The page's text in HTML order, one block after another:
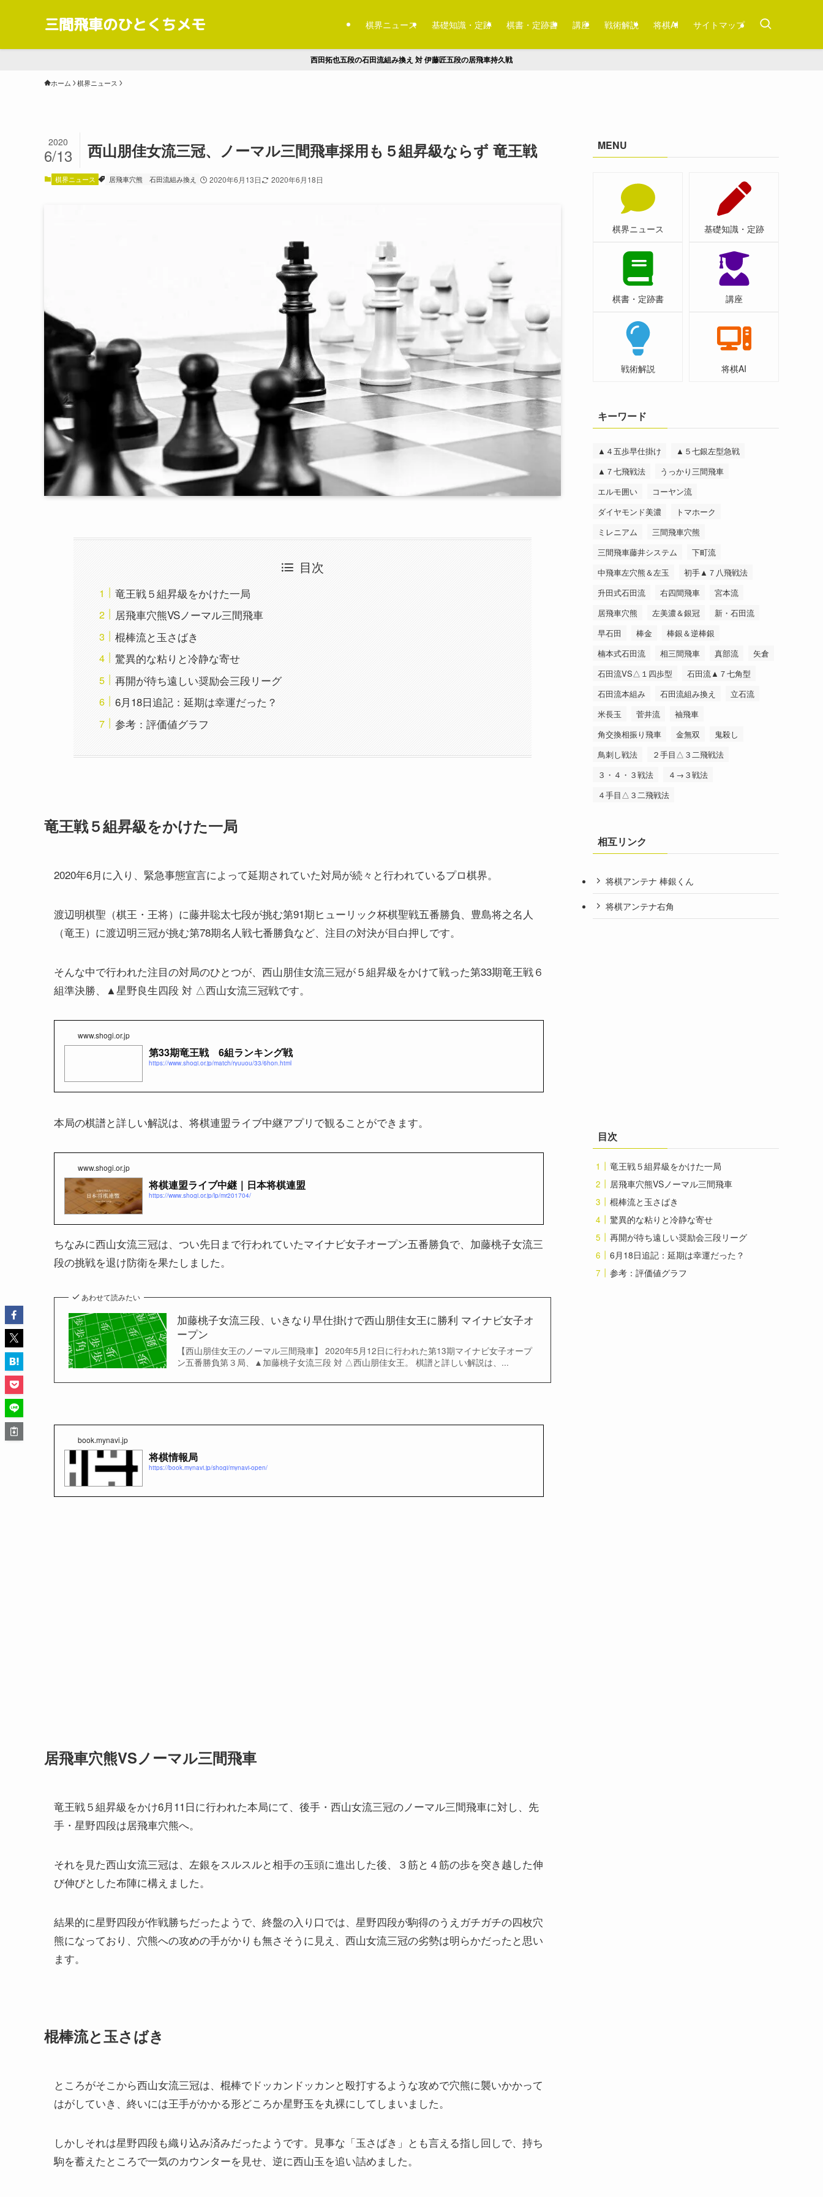
三間飛車のひとくちメモ 棋界ニュース 基礎知識・定跡 棋書・定跡書 講座 戦術解説 将棋AI サイトマップ
西田拓也五段の石田流組み換え 対 伊藤匠五段の居飛車持久戦
ホーム 棋界ニュース
西山朋佳女流三冠、ノーマル三間飛車採用も５組昇級ならず 竜王戦
2020
6/13
棋界ニュース 居飛車穴熊 石田流組み換え 2020年6月13日 2020年6月18日
目次
竜王戦５組昇級をかけた一局
居飛車穴熊VSノーマル三間飛車
棍棒流と玉さばき
驚異的な粘りと冷静な寄せ
再開が待ち遠しい奨励会三段リーグ
6月18日追記：延期は幸運だった？
参考：評価値グラフ
竜王戦５組昇級をかけた一局
2020年6月に入り、緊急事態宣言によって延期されていた対局が続々と行われているプロ棋界。
渡辺明棋聖（棋王・王将）に藤井聡太七段が挑む第91期ヒューリック杯棋聖戦五番勝負、豊島将之名人
（竜王）に渡辺明三冠が挑む第78期名人戦七番勝負など、注目の対決が目白押しです。
そんな中で行われた注目の対局のひとつが、西山朋佳女流三冠が５組昇級をかけて戦った第33期竜王戦６
組準決勝、▲星野良生四段 対 △西山女流三冠戦です。
www.shogi.or.jp
第33期竜王戦 6組ランキング戦
https://www.shogi.or.jp/match/ryuuou/33/6hon.html
本局の棋譜と詳しい解説は、将棋連盟ライブ中継アプリで観ることができます。
www.shogi.or.jp
将棋連盟ライブ中継｜日本将棋連盟
https://www.shogi.or.jp/lp/mr201704/
ちなみに西山女流三冠は、つい先日まで行われていたマイナビ女子オープン五番勝負で、加藤桃子女流三
段の挑戦を退け防衛を果たしました。
あわせて読みたい
加藤桃子女流三段、いきなり早仕掛けで西山朋佳女王に勝利 マイナビ女子オ
ープン
【西山朋佳女王のノーマル三間飛車】 2020年5月12日に行われた第13期マイナビ女子オープ
ン五番勝負第３局、▲加藤桃子女流三段 対 △西山朋佳女王。 棋譜と詳しい解説は、...
book.mynavi.jp
将棋情報局
https://book.mynavi.jp/shogi/mynavi-open/
居飛車穴熊VSノーマル三間飛車
竜王戦５組昇級をかけ6月11日に行われた本局にて、後手・西山女流三冠のノーマル三間飛車に対し、先
手・星野四段は居飛車穴熊へ。
それを見た西山女流三冠は、左銀をスルスルと相手の玉頭に進出した後、３筋と４筋の歩を突き越した伸
び伸びとした布陣に構えました。
結果的に星野四段が作戦勝ちだったようで、終盤の入り口では、星野四段が駒得のうえガチガチの四枚穴
熊になっており、穴熊への攻めの手がかりも無さそうに見え、西山女流三冠の劣勢は明らかだったと思い
ます。
棍棒流と玉さばき
ところがそこから西山女流三冠は、棍棒でドッカンドッカンと殴打するような攻めで穴熊に襲いかかって
はがしていき、終いには王手がかかる形どころか星野玉を丸裸にしてしまいました。
しかしそれは星野四段も織り込み済みだったようです。見事な「玉さばき」とも言える指し回しで、持ち
駒を蓄えたところで一気のカウンターを見せ、逆に西山玉を追い詰めました。
MENU
棋界ニュース 基礎知識・定跡
棋書・定跡書 講座
戦術解説 将棋AI
キーワード
▲４五歩早仕掛け
▲５七銀左型急戦
▲７七飛戦法
うっかり三間飛車
エルモ囲い
コーヤン流
ダイヤモンド美濃
トマホーク
ミレニアム
三間飛車穴熊
三間飛車藤井システム
下町流
中飛車左穴熊＆左玉
初手▲７八飛戦法
升田式石田流
右四間飛車
宮本流
居飛車穴熊
左美濃＆銀冠
新・石田流
早石田
棒金
棒銀＆逆棒銀
楠本式石田流
相三間飛車 真部流
矢倉
石田流VS△１四歩型
石田流▲７七角型
石田流本組み
石田流組み換え
立石流
米長玉
菅井流
袖飛車
角交換相振り飛車
金無双
鬼殺し
鳥刺し戦法
２手目△３二飛戦法
３・４・３戦法
４→３戦法
４手目△３二飛戦法
相互リンク
将棋アンテナ 棒銀くん
将棋アンテナ右角
目次
竜王戦５組昇級をかけた一局
居飛車穴熊VSノーマル三間飛車
棍棒流と玉さばき
驚異的な粘りと冷静な寄せ
再開が待ち遠しい奨励会三段リーグ
6月18日追記：延期は幸運だった？
参考：評価値グラフ